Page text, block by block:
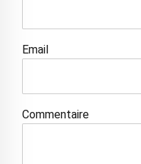
Email
Commentaire